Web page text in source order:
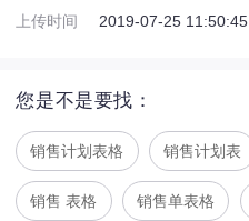
上传时间
2019-07-25 11:50:45
您是不是要找：
销售计划表格 销售计划表
销售 表格 销售单表格